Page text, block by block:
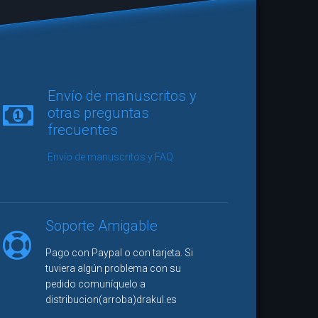
se ha leído las 176 páginas de
mano alzada de una sentada y he de
me he quedado con la impresión
que probablemente es lo mejor que
en meses. Un relato de puta
en el mundo del noveno arte."
Station
Envío de manuscritos y
otras preguntas
frecuentes
Envío de manuscritos y FAQ
Soporte Amigable
Pago con Paypal o con tarjeta. Si
tuviera algún problema con su
pedido comuníquelo a
distribucion(arroba)drakul.es